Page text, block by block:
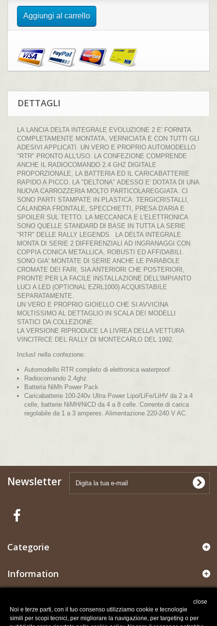
Aggiungi al carrello
DETTAGLI
LA LANCIA DELTA INTEGRALE EVOLUZIONE 2 E' FORNITA
COMPLETAMENTE MONTATA, VERNICIATA E CON TUTTI GLI
ADESIVI APPLICATI. UN VERO E PROPRIO AUTOMODELLO
"RTR" PRONTO ALL'USO. LA CONFEZIONE COMPRENDE
ANCHE IL RADIOCOMANDO 2.4 GHZ DIGITALE
PROPORZIONALE, LA BATTERIA ED IL CARICABATTERIE
RAPIDO A PICCO. LA "DELTONA" ADESSO E' DOTATA DI UNA
NUOVA CARROZZERIA MOLTO PARTICOLAREGGIATA. CI
SONO PARTI STAMPATE IN PLASTICA: TERGICRISTALLI,
CALANDRA FRONTALE, SPECCHIETTI, PRESA D'ARIA E
SPOILER SUL TETTO. LA MECCANICA E L'ELETTRONICA
SONO QUELLE STANDARD DI BASE IN TUTTA LA SERIE
"RTR" DELLE RALLY LEGENDS. LA DELTA INTEGRALE
MONTA DI SERIE 2 DIFFERENZIALI AD INGRANAGGI CON
COPPIA CONICA METALLICA, ROBUSTI ED AFFIDABILI.
SONO GIA' MONTATE DI SERIE ANCHE LE PARABOLE
CROMATE DEI FARI, SIA ANTERIORI CHE POSTERIORI,
PRONTE PER LA FACILE INSTALLAZIONE DELL'IMPIANTO
LUCI A LED (OPTIONAL EZRL1000) ACQUISTABILE
SEPARATAMENTE.
UN VERO E PROPRIO GIOIELLO CHE SI AVVICINA
MOLTISSIMO AL DETTAGLIO IN SCALA DEI MODELLI
STATICI DA COLLEZIONE.
LA VERSIONE RIPRODUCE LA LIVREA DELLA VETTURA
VINCITRICE DEL RALLY DI MONTECARLO DEL 1992.
InclusI nella confezione:
Automodello RTR completo di elettronica waterproof
Radiocomando 2.4ghz
Batteria NiMh Power Pack
Caricabatterie 100-240v Ultra Power Lipo/LiFe/LiHV da 2 a 4
celle, batterie NiMH/NiCD da 4 a 8 celle. Corrente di carica
regolabile da 1 a 3 amperes. Alimentazione 220-240 V AC.
Newsletter
Categorie
Information
close
Noi e terze parti, con il tuo consenso utilizziamo cookie e tecnologie
simili per scopi tecnici, per migliorare la navigazione, per targeting o per